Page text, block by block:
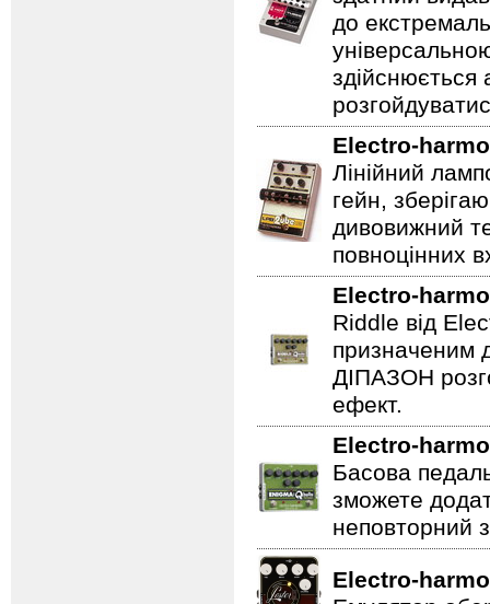
до
Electro-
Лінійний
гейн,
дивовижний
повноцінних
Electro-
Riddle від
призначеним
ДІПАЗОН
ефект.
Electro-
Басова
зможете
неповторний
Electro-